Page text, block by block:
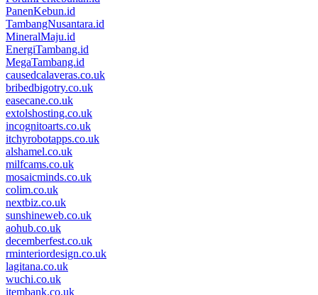
PanenKebun.id
TambangNusantara.id
MineralMaju.id
EnergiTambang.id
MegaTambang.id
causedcalaveras.co.uk
bribedbigotry.co.uk
easecane.co.uk
extolshosting.co.uk
incognitoarts.co.uk
itchyrobotapps.co.uk
alshamel.co.uk
milfcams.co.uk
mosaicminds.co.uk
colim.co.uk
nextbiz.co.uk
sunshineweb.co.uk
aohub.co.uk
decemberfest.co.uk
rminteriordesign.co.uk
lagitana.co.uk
wuchi.co.uk
itembank.co.uk